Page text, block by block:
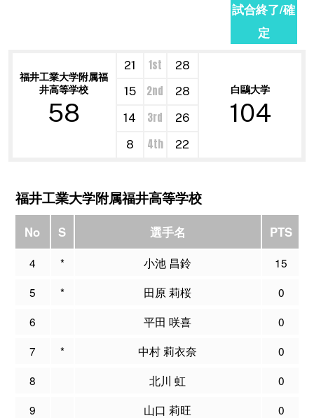
試合終了/確
定
福井工業大学附属福
井高等学校
58
21 1st
28
白鷗大学
104
15 2nd
28
14
3rd
26
8
4th 22
福井工業大学附属福井高等学校
No S 選手名 PTS
4 * 小池 昌鈴 15
5
* 田原 莉桜 0
6
平田 咲喜 0
7
* 中村 莉衣奈 0
8
北川 虹 0
9
山口 莉旺 0